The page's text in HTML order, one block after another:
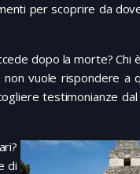
per scoprire da
dopo la morte? Chi è
vuole rispondere a
testimonianze
di